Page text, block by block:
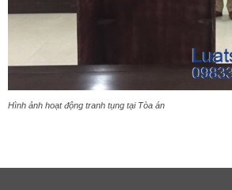
Hình ảnh hoạt động tranh tụng tại Tòa án